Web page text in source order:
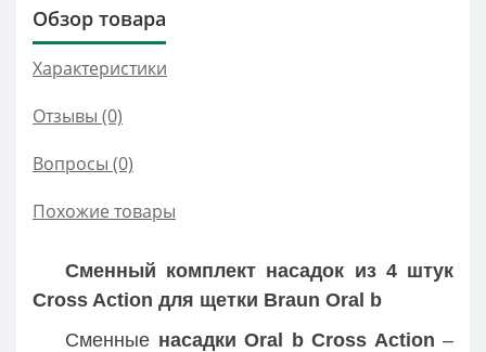
Обзор товара
Характеристики
Отзывы (0)
Вопросы (0)
Похожие товары
Сменный комплект насадок из 4 штук
Cross Action для щетки Braun Oral b
Сменные насадки Oral b Cross Action –